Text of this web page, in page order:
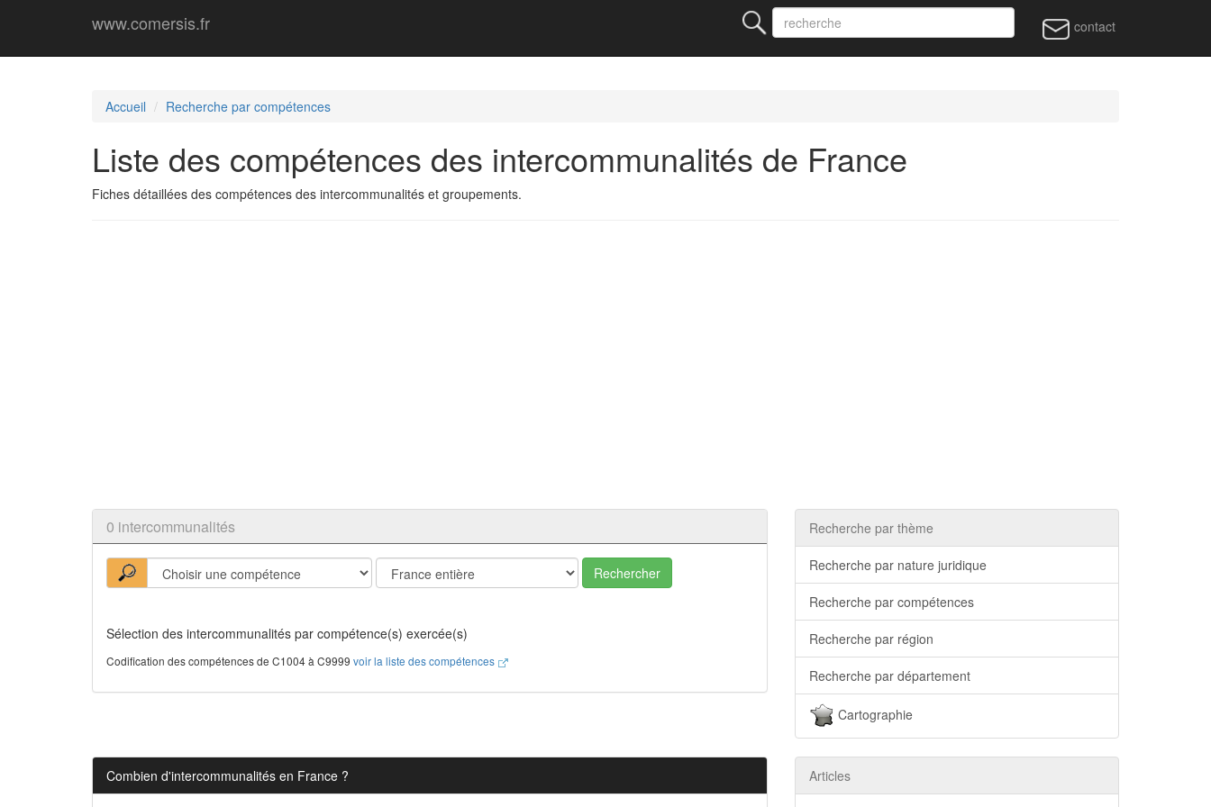
www.comersis.fr contact
Accueil Recherche par compétences
Liste des compétences des intercommunalités de France
Fiches détaillées des compétences des intercommunalités et groupements.
0 intercommunalités
Rechercher
Sélection des intercommunalités par compétence(s) exercée(s)
Codification des compétences de C1004 à C9999 voir la liste des compétences
Recherche par thème
Recherche par nature juridique
Recherche par compétences
Recherche par région
Recherche par département
Cartographie
Combien d'intercommunalités en France ? Articles